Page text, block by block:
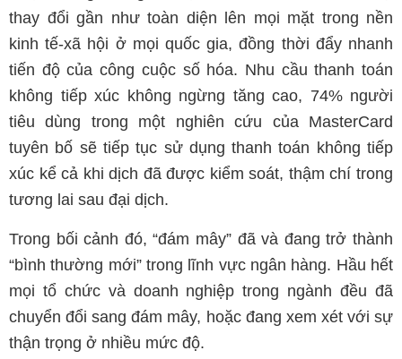
thay đổi gần như toàn diện lên mọi mặt trong nền
kinh tế-xã hội ở mọi quốc gia, đồng thời đẩy nhanh
tiến độ của công cuộc số hóa. Nhu cầu thanh toán
không tiếp xúc không ngừng tăng cao, 74% người
tiêu dùng trong một nghiên cứu của MasterCard
tuyên bố sẽ tiếp tục sử dụng thanh toán không tiếp
xúc kể cả khi dịch đã được kiểm soát, thậm chí trong
tương lai sau đại dịch.
Trong bối cảnh đó, “đám mây” đã và đang trở thành
“bình thường mới” trong lĩnh vực ngân hàng. Hầu hết
mọi tổ chức và doanh nghiệp trong ngành đều đã
chuyển đổi sang đám mây, hoặc đang xem xét với sự
thận trọng ở nhiều mức độ.